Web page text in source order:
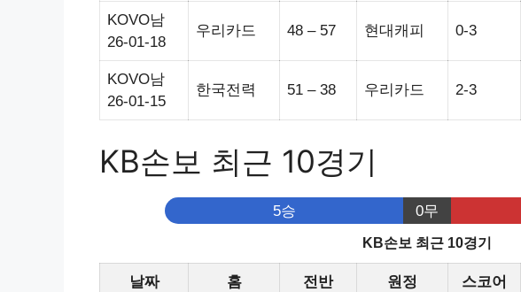
KOVO남
26-01-18
우리카드 48 – 57 현대캐피 0-3
KOVO남
26-01-15
한국전력 51 – 38 우리카드 2-3
KB손보 최근 10경기
5승 0무
KB손보 최근 10경기
날짜 홈 전반 원정 스코어